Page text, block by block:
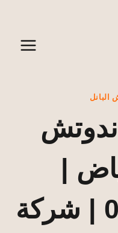
البانل
|
0532918998 | شركة